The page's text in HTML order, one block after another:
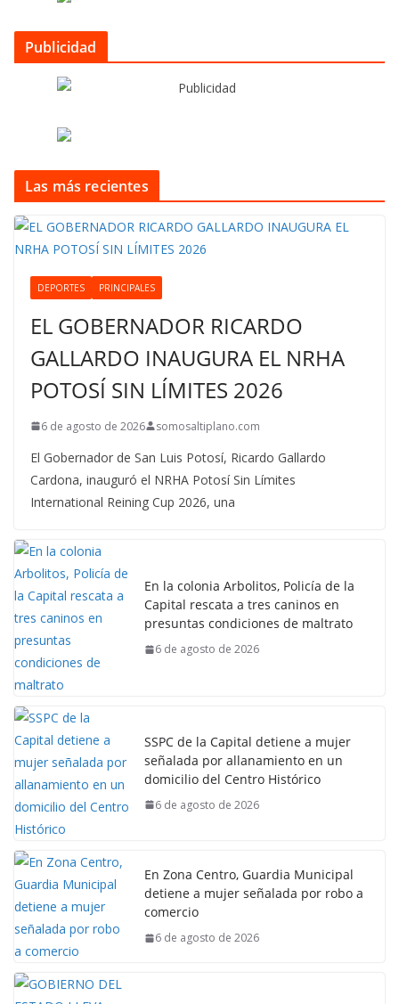
Publicidad
Las más recientes
DEPORTES PRINCIPALES
EL GOBERNADOR RICARDO
GALLARDO INAUGURA EL NRHA
POTOSÍ SIN LÍMITES 2026
6 de agosto de 2026 somosaltiplano.com
El Gobernador de San Luis Potosí, Ricardo Gallardo
Cardona, inauguró el NRHA Potosí Sin Límites
International Reining Cup 2026, una
En la colonia Arbolitos, Policía de la
Capital rescata a tres caninos en
presuntas condiciones de maltrato
6 de agosto de 2026
SSPC de la Capital detiene a mujer
señalada por allanamiento en un
domicilio del Centro Histórico
6 de agosto de 2026
En Zona Centro, Guardia Municipal
detiene a mujer señalada por robo a
comercio
6 de agosto de 2026